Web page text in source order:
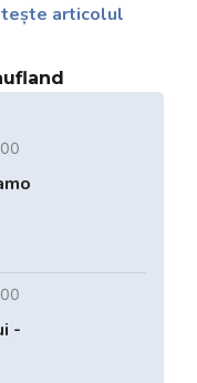
articolul
-